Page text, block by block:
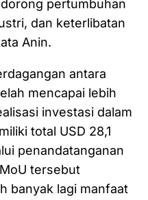
pertumbuhan
dan keterlibatan
Anin.
antara
mencapai lebih
investasi dalam
total USD 28,1
penandatanganan
tersebut
banyak lagi manfaat